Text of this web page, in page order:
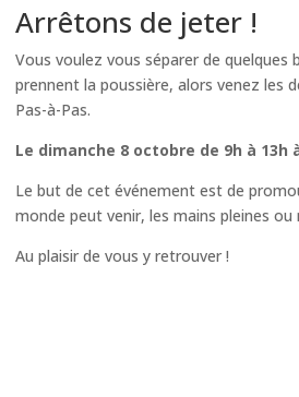
Arrêtons de jeter !
Vous voulez vous séparer de quelques
prennent la poussière, alors venez les
Pas-à-Pas.
Le dimanche 8 octobre de 9h à
Le but de cet événement est de
monde peut venir, les mains pleines
Au plaisir de vous y retrouver !